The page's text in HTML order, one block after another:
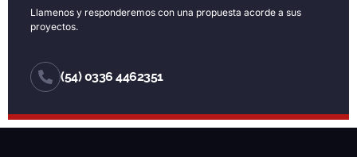
Llamenos y responderemos con una propuesta acorde a sus
proyectos.
(54) 0336 4462351